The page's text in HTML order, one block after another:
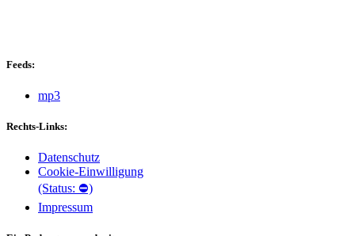
Feeds:
mp3
Rechts-Links:
Datenschutz
Cookie-Einwilligung
(Status: ⛔)
Impressum